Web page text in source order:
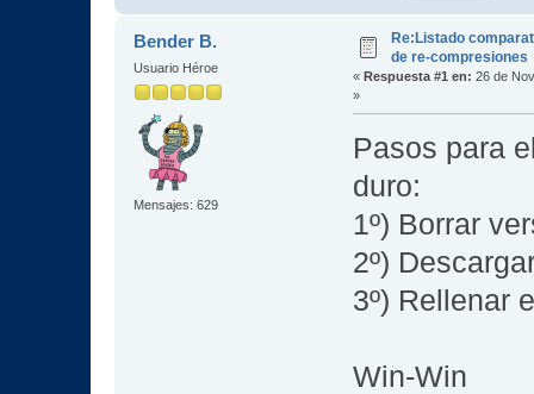
Bender B.
Usuario Héroe
Mensajes: 629
Re:Listado
de re-compresiones
« Respuesta #1 en: 26 de
»
Pasos para
duro:
1º) Borrar
2º)
3º) Rellenar
Win-Win